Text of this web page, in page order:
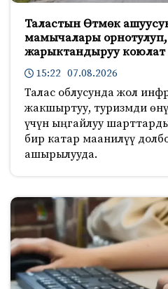
Таластын Өтмөк
мамычалары орнотулуп,
жарыктандыруу коюлат
15:22 07.08.2026
Талас облусунда жол
жакшыртуу, туризмди
үчүн ыңгайлуу
бир катар маанилүү
ашырылууда.